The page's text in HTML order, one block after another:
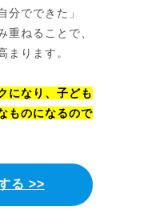
分でできた」
重ねることで、
まります。
になり、子ども
ものになるので
る >>